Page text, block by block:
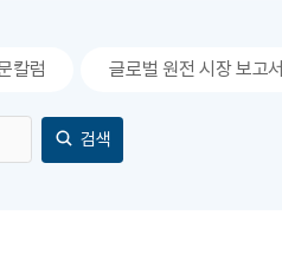
칼럼 글로벌 원전 시장 보고서
검색